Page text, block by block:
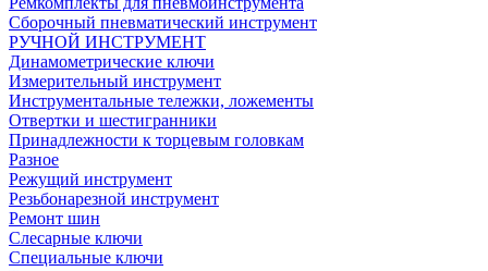
Сборочный пневматический инструмент
РУЧНОЙ ИНСТРУМЕНТ
Динамометрические ключи
Измерительный инструмент
Инструментальные тележки, ложементы
Отвертки и шестигранники
Принадлежности к торцевым головкам
Разное
Режущий инструмент
Резьбонарезной инструмент
Ремонт шин
Слесарные ключи
Специальные ключи